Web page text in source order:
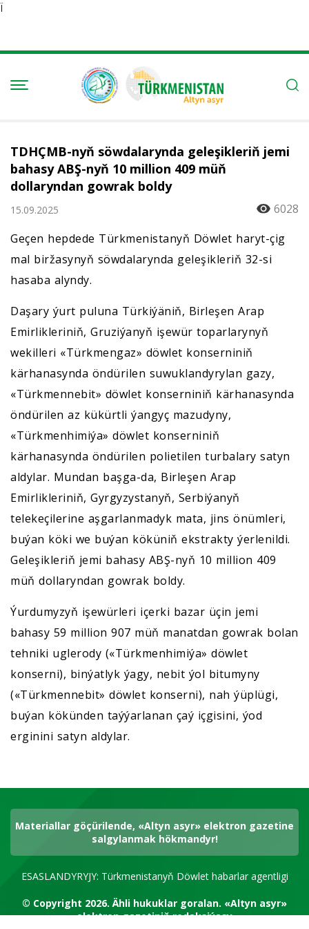
Ï
TDHÇMB-nyň söwdalarynda geleşikleriň jemi
bahasy ABŞ-nyň 10 million 409 müň
dollaryndan gowrak boldy
15.09.2025
6028
Geçen hepdede Türkmenistanyň Döwlet haryt-çig
mal biržasynyň söwdalarynda geleşikleriň 32-si
hasaba alyndy.
Daşary ýurt puluna Türkiýäniň, Birleşen Arap
Emirlikleriniň, Gruziýanyň işewür toparlarynyň
wekilleri «Türkmengaz» döwlet konserniniň
kärhanasynda öndürilen suwuklandyrylan gazy,
«Türkmennebit» döwlet konserniniň kärhanasynda
öndürilen az kükürtli ýangyç mazudyny,
«Türkmenhimiýa» döwlet konserniniň
kärhanasynda öndürilen polietilen turbalary satyn
aldylar. Mundan başga-da, Birleşen Arap
Emirlikleriniň, Gyrgyzystanyň, Serbiýanyň
telekeçilerine aşgarlanmadyk mata, jins önümleri,
buýan köki we buýan köküniň ekstrakty ýerlenildi.
Geleşikleriň jemi bahasy ABŞ-nyň 10 million 409
müň dollaryndan gowrak boldy.
Ýurdumyzyň işewürleri içerki bazar üçin jemi
bahasy 59 million 907 müň manatdan gowrak bolan
tehniki uglerody («Türkmenhimiýa» döwlet
konserni), binýatlyk ýagy, nebit ýol bitumyny
(«Türkmennebit» döwlet konserni), nah ýüplügi,
buýan kökünden taýýarlanan çaý içgisini, ýod
erginini satyn aldylar.
Materiallar göçürilende, «Altyn asyr» elektron gazetine
salgylanmak hökmandyr!
ESASLANDYRYJY: Türkmenistanyň Döwlet habarlar agentligi
© Copyright 2026.Ähli hukuklar goralan. «Altyn asyr»
elektron gazetiniň redaksiýasy